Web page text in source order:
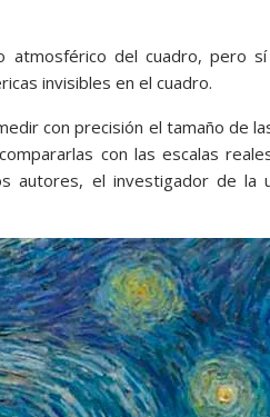
atmosférico del cuadro, pero
invisibles en el cuadro.
con precisión el tamaño de
con las escalas
autores, el investigador de la